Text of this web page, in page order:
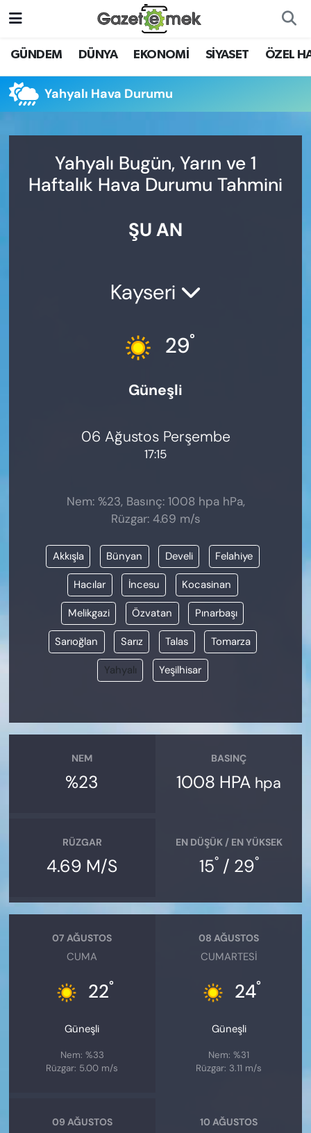
GÜNDEM DÜNYA EKONOMİ SİYASET ÖZEL
Yahyalı Hava Durumu
Yahyalı Bugün, Yarın ve 1
Haftalık Hava Durumu Tahmini
ŞU AN
Kayseri
29°
Güneşli
06 Ağustos Perşembe
17:15
Nem: %23, Basınç: 1008 hpa hPa,
Rüzgar: 4.69 m/s
Akkışla Bünyan Develi Felahiye
Hacılar İncesu Kocasinan
Melikgazi Özvatan Pınarbaşı
Sarıoğlan Sarız Talas Tomarza
Yahyalı Yeşilhisar
NEM
%23
BASINÇ
1008 HPA hpa
RÜZGAR
4.69 M/S
EN DÜŞÜK / EN YÜKSEK
15°/ 29°
07 AĞUSTOS
CUMA
22°
Güneşli
Nem: %33
Rüzgar: 5.00 m/s
08 AĞUSTOS
CUMARTESI
24°
Güneşli
Nem: %31
Rüzgar: 3.11 m/s
09 AĞUSTOS 10 AĞUSTOS
DÜNYA
EKONOMİ
YENİ MEDYADA EMEK
GAZETECİLİĞİNİ GELİŞTİRMEK
ÖZEL HABER
SİYASET
VAN VE DİYARBAKIR HABERLERİ
Nöbetçi Eczaneler
Hava Durumu
Trafik Durumu
Süper Lig Puan Durumu ve Fikstür